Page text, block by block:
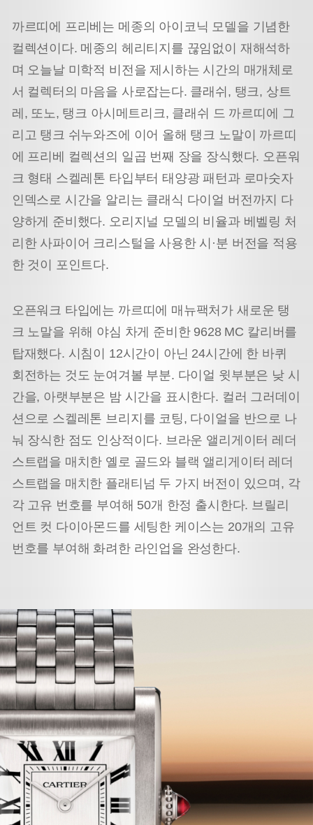
까르띠에 프리베는 메종의 아이코닉 모델을 기념한
컬렉션이다. 메종의 헤리티지를 끊임없이 재해석하
며 오늘날 미학적 비전을 제시하는 시간의 매개체로
서 컬렉터의 마음을 사로잡는다. 클래쉬, 탱크, 상트
레, 또노, 탱크 아시메트리크, 클래쉬 드 까르띠에 그
리고 탱크 쉬누와즈에 이어 올해 탱크 노말이 까르띠
에 프리베 컬렉션의 일곱 번째 장을 장식했다. 오픈워
크 형태 스켈레톤 타입부터 태양광 패턴과 로마숫자
인덱스로 시간을 알리는 클래식 다이얼 버전까지 다
양하게 준비했다. 오리지널 모델의 비율과 베벨링 처
리한 사파이어 크리스털을 사용한 시·분 버전을 적용
한 것이 포인트다.
오픈워크 타입에는 까르띠에 매뉴팩처가 새로운 탱
크 노말을 위해 야심 차게 준비한 9628 MC 칼리버를
탑재했다. 시침이 12시간이 아닌 24시간에 한 바퀴
회전하는 것도 눈여겨볼 부분. 다이얼 윗부분은 낮 시
간을, 아랫부분은 밤 시간을 표시한다. 컬러 그러데이
션으로 스켈레톤 브리지를 코팅, 다이얼을 반으로 나
눠 장식한 점도 인상적이다. 브라운 앨리게이터 레더
스트랩을 매치한 옐로 골드와 블랙 앨리게이터 레더
스트랩을 매치한 플래티넘 두 가지 버전이 있으며, 각
각 고유 번호를 부여해 50개 한정 출시한다. 브릴리
언트 컷 다이아몬드를 세팅한 케이스는 20개의 고유
번호를 부여해 화려한 라인업을 완성한다.